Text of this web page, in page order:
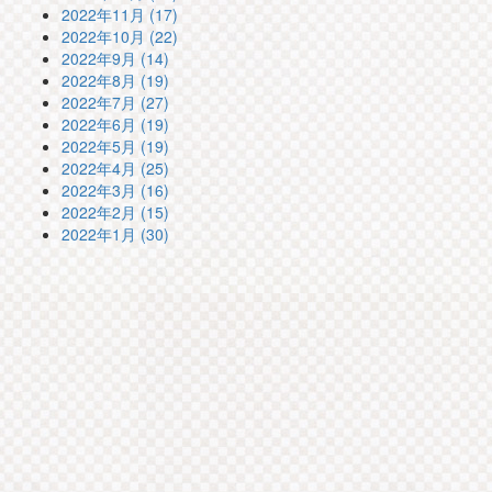
2022年11月 (17)
2022年10月 (22)
2022年9月 (14)
2022年8月 (19)
2022年7月 (27)
2022年6月 (19)
2022年5月 (19)
2022年4月 (25)
2022年3月 (16)
2022年2月 (15)
2022年1月 (30)